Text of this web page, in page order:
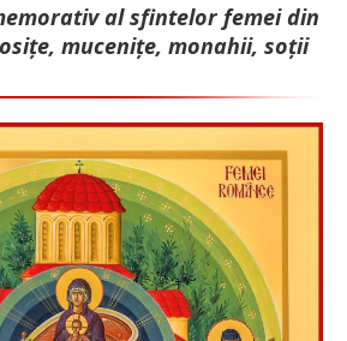
al sfintelor femei din
mu­cenițe, monahii, soții